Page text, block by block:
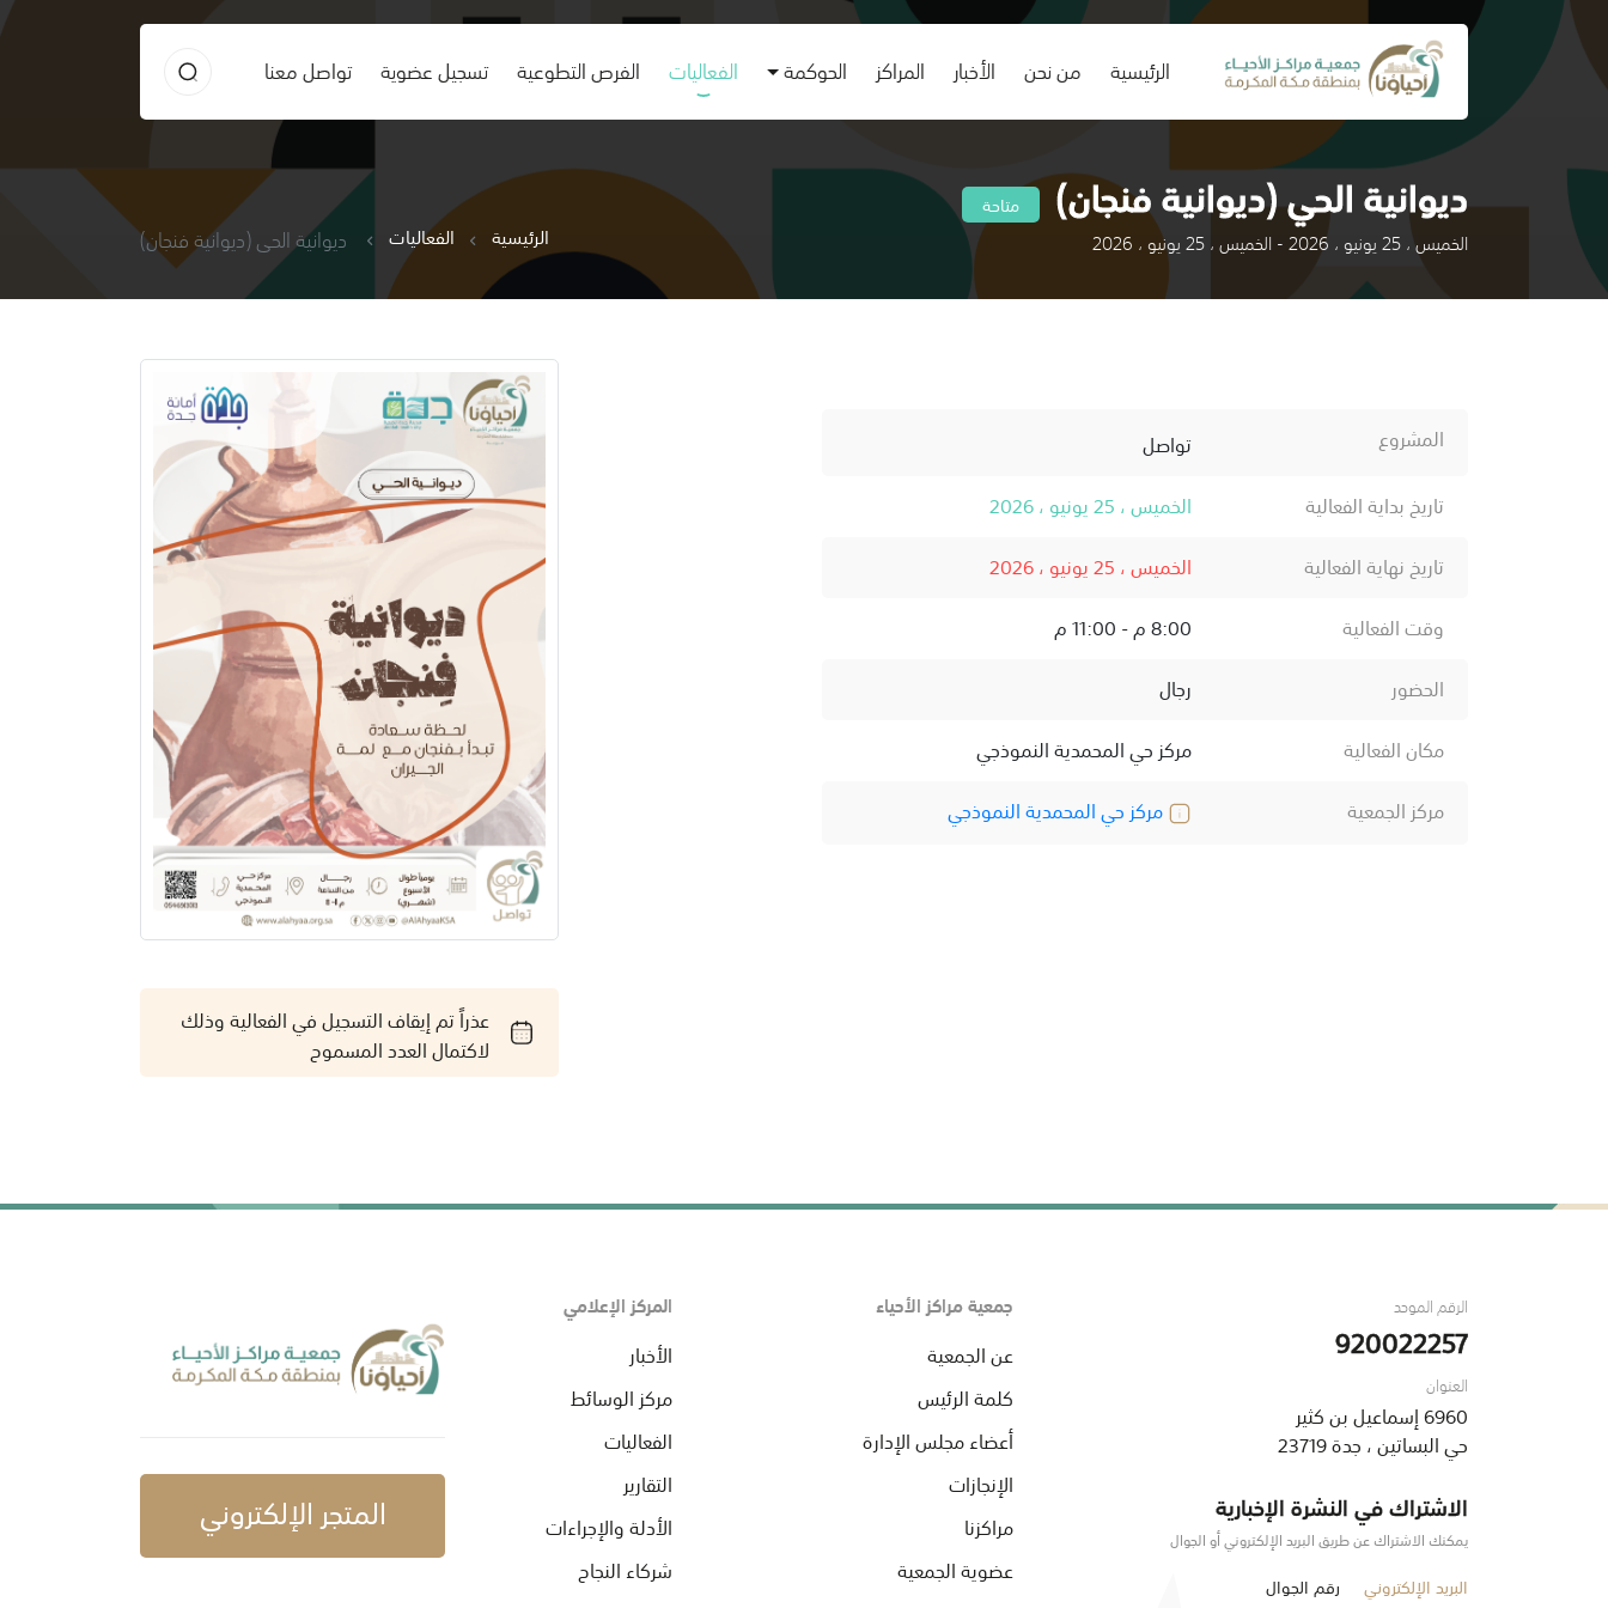
الرئيسية
(current) من نحن الأخبار المراكز الحوكمة الفعاليات الفرص التطوعية تسجيل عضوية تواصل معنا
ديوانية الحي (ديوانية فنجان) متاحة
الخميس ، 25 يونيو ، 2026 - الخميس ، 25 يونيو ، 2026 الرئيسية الفعاليات ديوانية الحي (ديوانية فنجان)
المشروع
تواصل
تاريخ بداية الفعالية
الخميس ، 25 يونيو ، 2026
تاريخ نهاية الفعالية
الخميس ، 25 يونيو ، 2026
وقت الفعالية
8:00 م - 11:00 م
الحضور
رجال
مكان الفعالية
مركز حي المحمدية النموذجي
مركز الجمعية
مركز حي المحمدية النموذجي
عذراً تم إيقاف التسجيل في الفعالية وذلك
لاكتمال العدد المسموح
الرقم الموحد
920022257
العنوان
6960 إسماعيل بن كثير
حي البساتين ، جدة 23719
الاشتراك في النشرة الإخبارية
يمكنك الاشتراك عن طريق البريد الإلكتروني أو الجوال
البريد الإلكتروني رقم الجوال
جمعية مراكز الأحياء
عن الجمعية
كلمة الرئيس
أعضاء مجلس الإدارة
الإنجازات
مراكزنا
عضوية الجمعية
المركز الإعلامي
الأخبار
مركز الوسائط
الفعاليات
التقارير
الأدلة والإجراءات
شركاء النجاح
المتجر الإلكتروني